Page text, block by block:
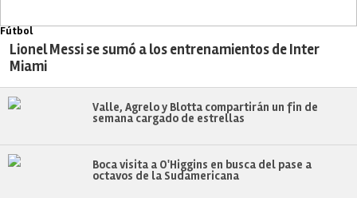
Fútbol
Lionel Messi se sumó a los entrenamientos de Inter
Miami
Valle, Agrelo y Blotta compartirán un fin de
semana cargado de estrellas
Boca visita a O'Higgins en busca del pase a
octavos de la Sudamericana